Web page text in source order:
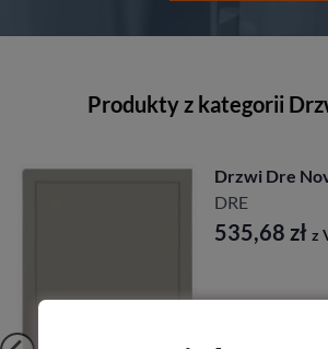
Produkty z kategorii
Drzwi Dre
DRE
535,68 zł z